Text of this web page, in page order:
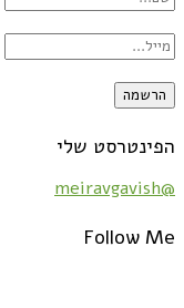
הפינטרסט שלי
@meiravgavish
Follow Me